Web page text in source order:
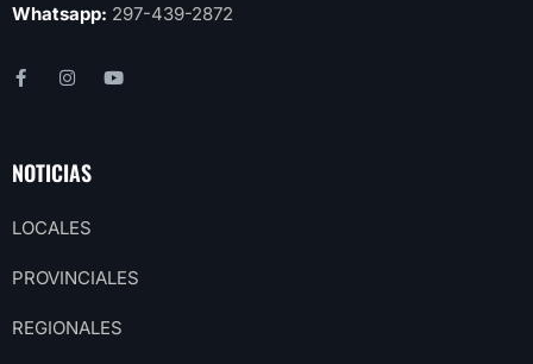
Whatsapp: 297-439-2872
NOTICIAS
LOCALES
PROVINCIALES
REGIONALES